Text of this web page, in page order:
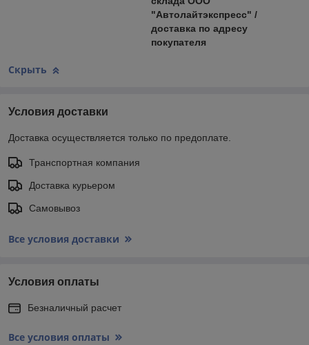
"Автолайтэкспресс" /
доставка по адресу
покупателя
Скрыть
Условия доставки
Доставка осуществляется только по предоплате.
Транспортная компания
Доставка курьером
Самовывоз
Все условия доставки
Условия оплаты
Безналичный расчет
Все условия оплаты